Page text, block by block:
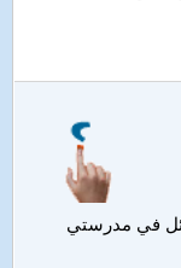
في مدرستي